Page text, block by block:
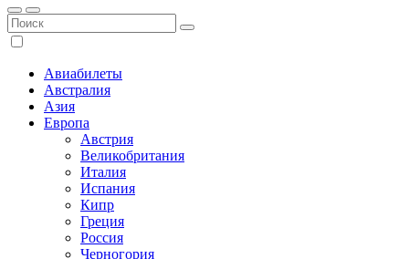
Авиабилеты
Австралия
Азия
Европа
Австрия
Великобритания
Италия
Испания
Кипр
Греция
Россия
Черногория